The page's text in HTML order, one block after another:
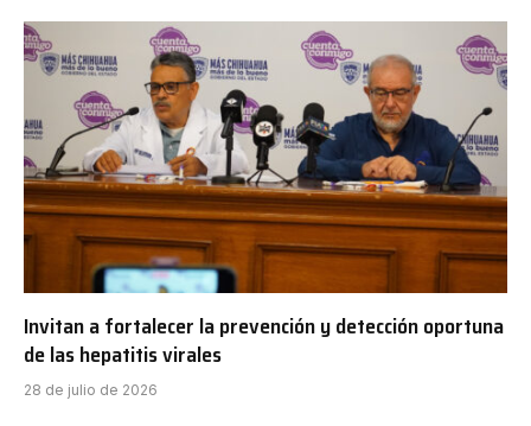
Invitan a fortalecer la prevención y detección oportuna
de las hepatitis virales
28 de julio de 2026